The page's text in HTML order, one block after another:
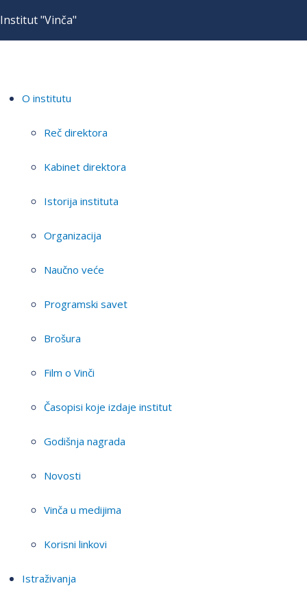
Institut "Vinča"
O institutu
Reč direktora
Kabinet direktora
Istorija instituta
Organizacija
Naučno veće
Programski savet
Brošura
Film o Vinči
Časopisi koje izdaje institut
Godišnja nagrada
Novosti
Vinča u medijima
Korisni linkovi
Istraživanja